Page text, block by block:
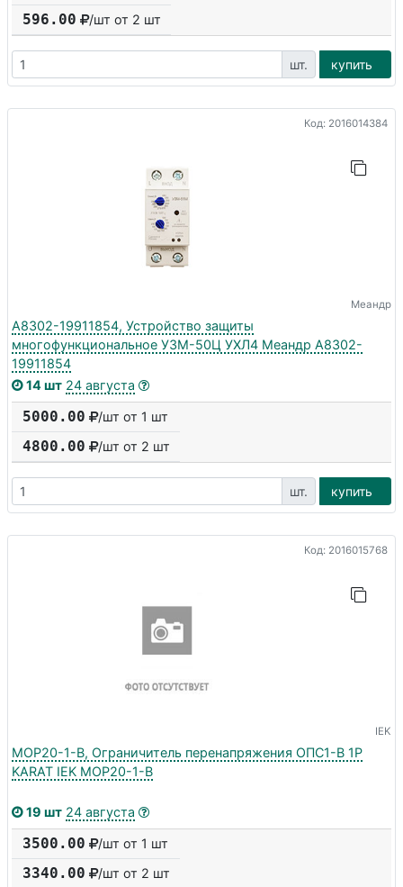
596.00 /шт от 2 шт
шт. купить
Код: 2016014384
Меандр
A8302-19911854, Устройство защиты
многофункциональное УЗМ-50Ц УХЛ4 Меандр A8302-
19911854
14 шт 24 августа
5000.00 /шт от 1 шт
4800.00 /шт от 2 шт
шт. купить
Код: 2016015768
IEK
MOP20-1-B, Ограничитель перенапряжения ОПС1-B 1P
KARAT IEK MOP20-1-B
19 шт 24 августа
3500.00 /шт от 1 шт
3340.00 /шт от 2 шт